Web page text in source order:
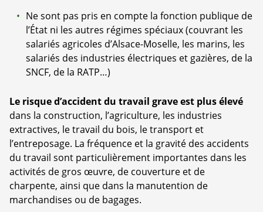
Ne sont pas pris en compte la fonction publique de
l’État ni les autres régimes spéciaux (couvrant les
salariés agricoles d’Alsace-Moselle, les marins, les
salariés des industries électriques et gazières, de la
SNCF, de la RATP…)
Le risque d’accident du travail grave est plus élevé
dans la construction, l’agriculture, les industries
extractives, le travail du bois, le transport et
l’entreposage. La fréquence et la gravité des accidents
du travail sont particulièrement importantes dans les
activités de gros œuvre, de couverture et de
charpente, ainsi que dans la manutention de
marchandises ou de bagages.